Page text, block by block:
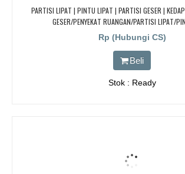
PARTISI LIPAT | PINTU LIPAT | PARTISI GESER |
GESER/PENYEKAT RUANGAN/PARTISI LIPAT/
Rp (Hubungi CS)
Beli
Stok : Ready